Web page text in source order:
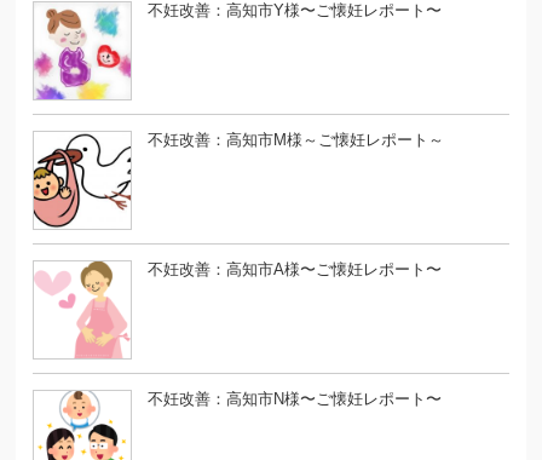
不妊改善：高知市Y様〜ご懐妊レポート〜
不妊改善：高知市M様～ご懐妊レポート～
不妊改善：高知市A様〜ご懐妊レポート〜
不妊改善：高知市N様〜ご懐妊レポート〜